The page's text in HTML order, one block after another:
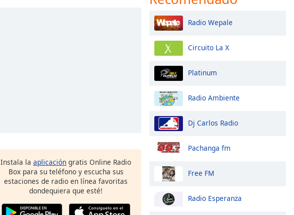
Instala la aplicación gratis Online Radio
Box para su teléfono y escucha sus
estaciones de radio en línea favoritas
dondequiera que esté!
Radio Wepale
Circuito La X
Platinum
Radio Ambiente
Dj Carlos Radio
Pachanga fm
Free FM
Radio Esperanza